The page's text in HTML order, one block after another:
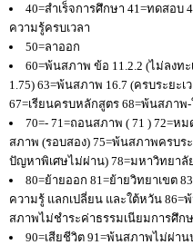
40=สำเร็จการศึกษา 41=ทดสอบ
ความรู้ครบเวลา
50=ลาออก
60=พ้นสภาพ ข้อ 11.2.2 (ไม่ลงท
1.75) 63=พ้นสภาพ 16.7 (ครบระยะ
67=เรียนครบหลักสูตร 68=พ้นสภา
70=- 71=ถอนสภาพ ( 71 ) 72=
สภาพ (รอบสอง) 75=พ้นสภาพครบ
ปัญหาพิเศษไม่ผ่าน) 78=มหาวิทยา
80=ย้ายออก 81=ย้ายวิทยาเขต
ความรู้ แลกเปลี่ยน และใต้หวัน
สภาพไม่ชำระค่าธรรมเนียมการศึก
90=เสียชีวิต 91=พ้นสภาพไม่ผ่า